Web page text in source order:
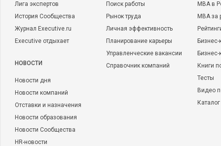
Лига экспертов
История Сообщества
Журнал Executive.ru
Executive отдыхает
НОВОСТИ
Новости дня
Новости компаний
Отставки и назначения
Новости образования
Новости Сообщества
HR-новости
Поиск работы
Рынок труда
Личная эффективность
Планирование карьеры
Управленческие вакансии
Справочник компаний
MBA в
MBA
Бизнес-
Книги
Тесты
Видео